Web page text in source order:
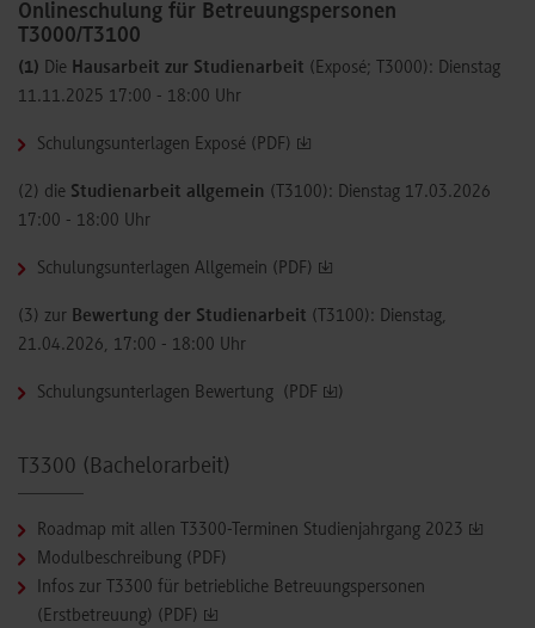
Onlineschulung für Betreuungspersonen
T3000/T3100
(1) Die Hausarbeit zur Studienarbeit (Exposé; T3000): Dienstag
11.11.2025 17:00 - 18:00 Uhr
Schulungsunterlagen Exposé (PDF)
(2) die Studienarbeit allgemein (T3100): Dienstag 17.03.2026
17:00 - 18:00 Uhr
Schulungsunterlagen Allgemein (PDF)
(3) zur Bewertung der Studienarbeit (T3100): Dienstag,
21.04.2026, 17:00 - 18:00 Uhr
Schulungsunterlagen Bewertung (PDF )
T3300 (Bachelorarbeit)
Roadmap mit allen T3300-Terminen Studienjahrgang 2023
Modulbeschreibung (PDF)
Infos zur T3300 für betriebliche Betreuungspersonen
(Erstbetreuung) (PDF)